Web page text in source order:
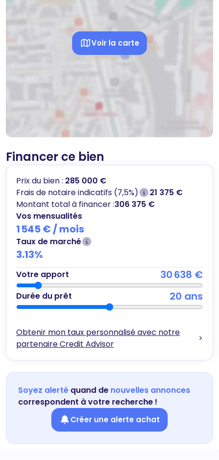
Voir la carte
Financer ce bien
Prix du bien : 285 000 €
Frais de notaire indicatifs (7,5%)
21 375 €
Montant total à financer :306 375 €
Vos mensualités
1 545 € / mois
Taux de marché
3.13%
Votre apport 30 638 €
Durée du prêt 20 ans
Obtenir mon taux personnalisé avec notre
partenaire Credit Advisor
>
Soyez alerté quand de nouvelles annonces
correspondent à votre recherche !
Créer une alerte achat